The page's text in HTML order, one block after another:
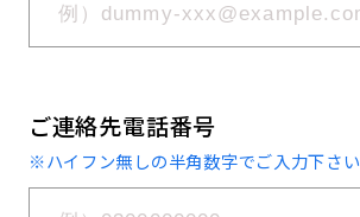
ご連絡先電話番号
※ハイフン無しの半角数字でご入力下さい